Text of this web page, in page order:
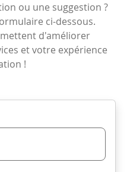
ou une suggestion ?
ci-dessous.
d'améliorer
et votre expérience
!